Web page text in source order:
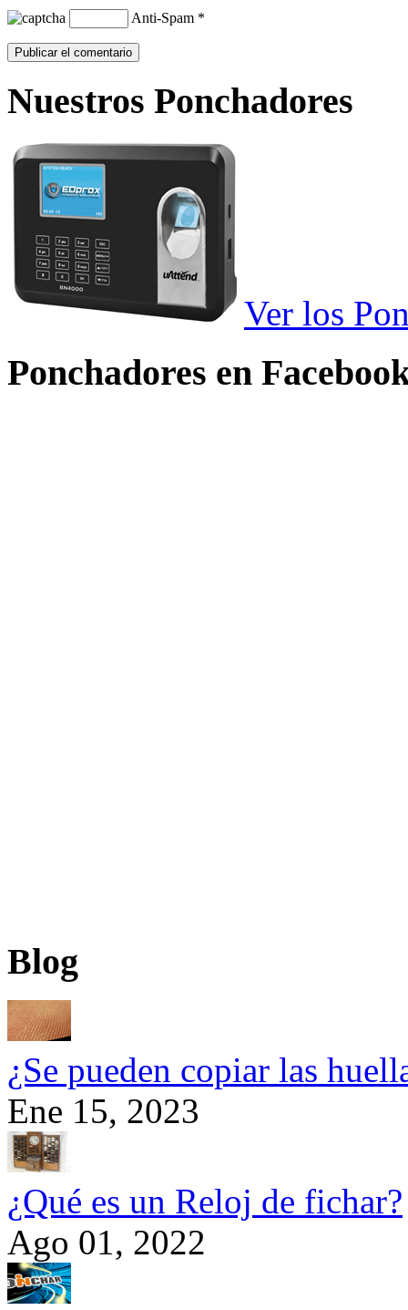
Anti-Spam *
Nuestros Ponchadores
Ver los
Ponchadores en
Blog
¿Se pueden copiar las
Ene 15, 2023
¿Qué es un Reloj de fichar?
Ago 01, 2022